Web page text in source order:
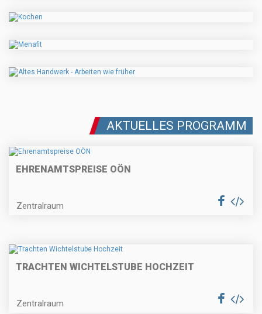
AKTUELLES PROGRAMM
EHRENAMTSPREISE OÖN
Zentralraum
TRACHTEN WICHTELSTUBE HOCHZEIT
Zentralraum